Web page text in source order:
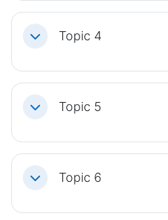
Einklappen
Topic 4
Einklappen
Topic 5
Einklappen
Topic 6